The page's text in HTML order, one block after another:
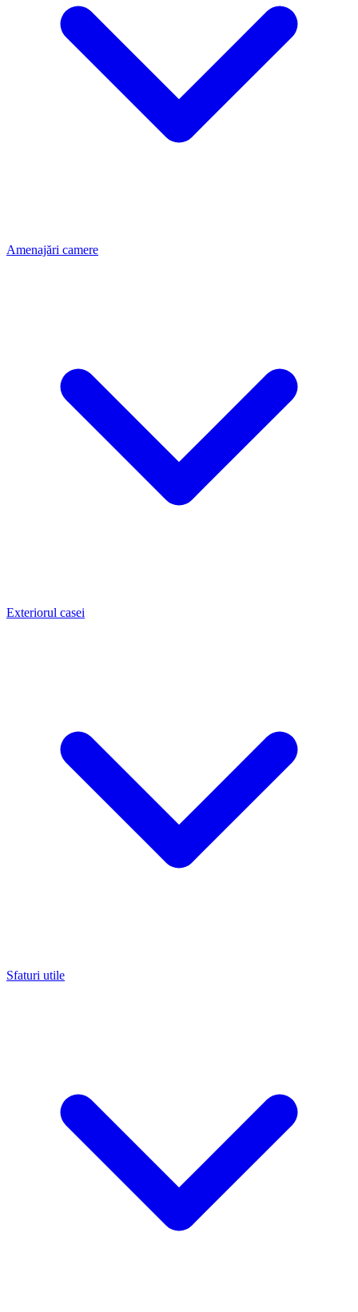
Amenajări camere
Exteriorul casei
Sfaturi utile